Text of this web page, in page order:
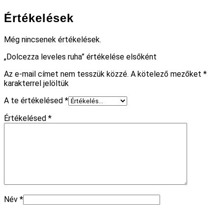
Értékelések
Még nincsenek értékelések.
„Dolcezza leveles ruha” értékelése elsőként
Az e-mail címet nem tesszük közzé. A kötelező mezőket *
karakterrel jelöltük
A te értékelésed *
Értékelésed *
Név *